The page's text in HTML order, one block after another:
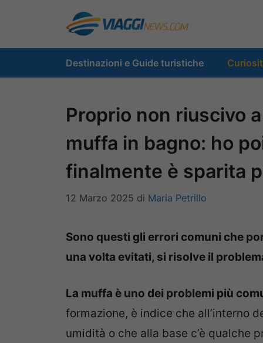
contenuto
Destinazioni e Guide turistiche
Proprio non riuscivo
muffa in bagno: ho
finalmente è sparita
12 Marzo 2025 di Maria Petrillo
Sono questi gli errori comuni che
una volta evitati, si risolve il
La muffa è uno dei problemi più
formazione, è indice che all’interno
umidità o che alla base c’è qualche